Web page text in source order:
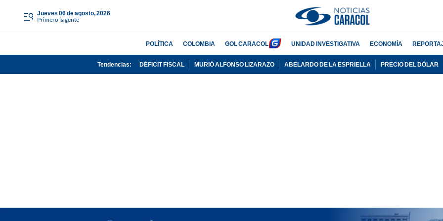
jueves 06 de agosto, 2026
Primero la gente
POLÍTICA COLOMBIA GOL CARACOL UNIDAD INVESTIGATIVA ECONOMÍA
Tendencias: DÉFICIT FISCAL MURIÓ ALFONSO LIZARAZO ABELARDO DE LA ESPRIELLA PRECIO DEL DÓLAR